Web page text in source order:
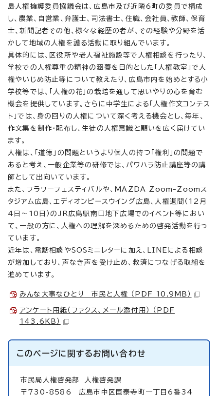
島人権擁護委員協議会は、広島市及び近隣6町の委員で構成
し、農業、自営業、弁護士、司法書士、住職、会社員、教師、保育
士、新聞記者その他、様々な経歴の者が、その経験や分野を活
かして地域の人権を護る活動に取り組んでいます。
具体的には、区役所や老人福祉施設等で人権相談を行ったり、
学校での人権尊重の精神の涵養を目的とした「人権教室」で人
権やいじめ防止等について教えたり、広島市内を始めとする小
学校等では、「人権の花」の栽培を通して思いやりの心を育む
機会を提供しています。さらに中学生による「人権作文コンテス
ト」では、身の回りの人権について深く考える機会とし、毎年、
作文集を制作・配布し、生徒の人権意識と願いを広く届けてい
ます。
人権は、「道徳」の問題というより個人の持つ「権利」の問題で
あると考え、一般企業等の研修では、パワハラ防止講座等の講
師として出向いています。
また、フラワーフェスティバルや、MAZDA Zoom-Zoomス
タジアム広島、エディオンピースウイング広島、人権週間（12月
4日～10日）のJR広島駅南口地下広場でのイベント等におい
て、一般の方に、人権への理解を深めるための啓発活動を行っ
ています。
近年は、電話相談やSOSミニレターに加え、LINEによる相談
が増加しており、声なき声を受け止め、救済につなげる取組を
進めています。
みんな大事なひとり 市民と人権 （PDF 10.9MB）
アンケート用紙（ファクス、メール添付用） （PDF
143.6KB）
このページに関するお問い合わせ
市民局人権啓発部
人権啓発課
〒730-8586 広島市中区国泰寺町一丁目6番34